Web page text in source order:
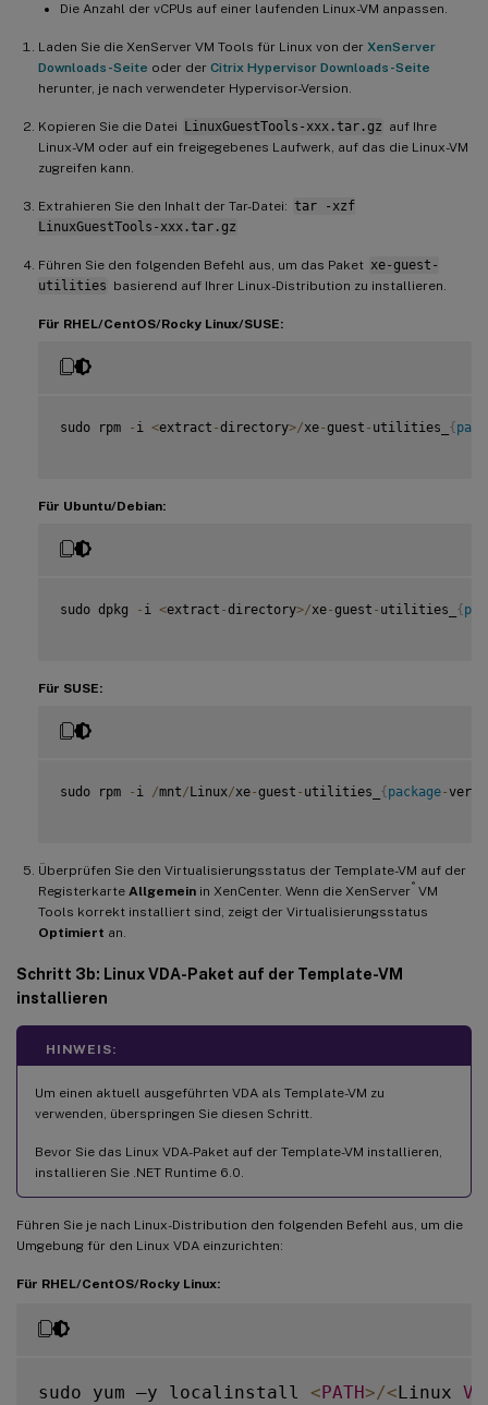
Die Anzahl der vCPUs auf einer laufenden Linux-VM anpassen.
Laden Sie die XenServer VM Tools für Linux von der XenServer
Downloads-Seite oder der Citrix Hypervisor Downloads-Seite
herunter, je nach verwendeter Hypervisor-Version.
Kopieren Sie die Datei LinuxGuestTools-xxx.tar.gz auf Ihre
Linux-VM oder auf ein freigegebenes Laufwerk, auf das die Linux-VM
zugreifen kann.
Extrahieren Sie den Inhalt der Tar-Datei: tar -xzf
LinuxGuestTools-xxx.tar.gz
Führen Sie den folgenden Befehl aus, um das Paket xe-guest-
utilities basierend auf Ihrer Linux-Distribution zu installieren.
Für RHEL/CentOS/Rocky Linux/SUSE:
sudo rpm - i <extract -directory>/xe-guest - utilities_ {
Für Ubuntu/Debian:
sudo dpkg - i <extract -directory>/xe-guest - utilities_ {
Für SUSE:
sudo rpm - i /mnt/ Linux/xe-guest - utilities_ { package-
Überprüfen Sie den Virtualisierungsstatus der Template-VM auf der
Registerkarte Allgemein in XenCenter. Wenn die XenServer® VM
Tools korrekt installiert sind, zeigt der Virtualisierungsstatus
Optimiert an.
Schritt 3b: Linux VDA-Paket auf der Template-VM
installieren
HINWEIS:
Um einen aktuell ausgeführten VDA als Template-VM zu
verwenden, überspringen Sie diesen Schritt.
Bevor Sie das Linux VDA-Paket auf der Template-VM installieren,
installieren Sie .NET Runtime 6.0.
Führen Sie je nach Linux-Distribution den folgenden Befehl aus, um die
Umgebung für den Linux VDA einzurichten:
Für RHEL/CentOS/Rocky Linux:
sudo yum –y localinstall <PATH>/<Linux